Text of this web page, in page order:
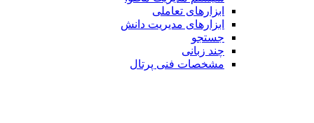
ابزارهای تعاملی
ابزارهای مدیریت دانش
جستجو
چند زبانی
مشخصات فنی پرتال